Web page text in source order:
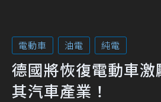
電動車 油電 純電
德國將恢復電動車
其汽車產業！